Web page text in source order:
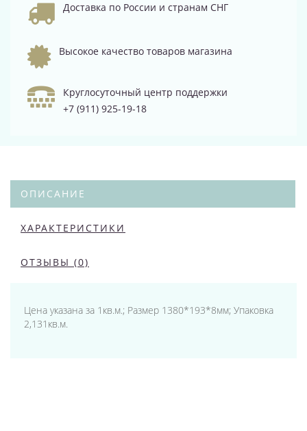
Доставка по России и странам СНГ
Высокое качество товаров магазина
Круглосуточный центр поддержки
+7 (911) 925-19-18
ОПИСАНИЕ
ХАРАКТЕРИСТИКИ
ОТЗЫВЫ (0)
Цена указана за 1кв.м.; Размер 1380*193*8мм; Упаковка
2,131кв.м.